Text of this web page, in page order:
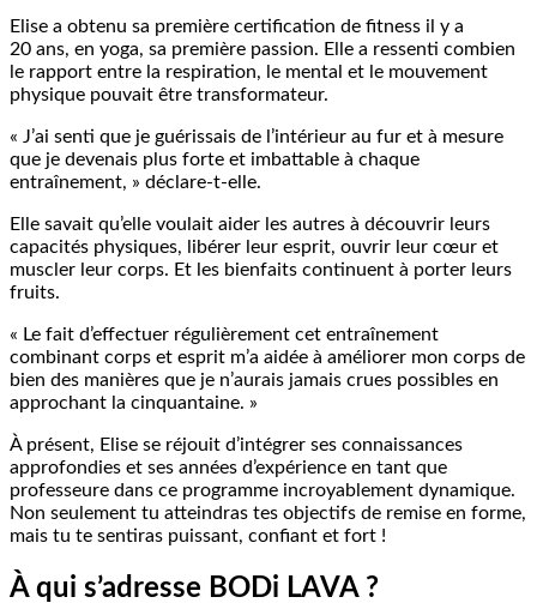
Elise a obtenu sa première certification de fitness il y a
20 ans, en yoga, sa première passion. Elle a ressenti combien
le rapport entre la respiration, le mental et le mouvement
physique pouvait être transformateur.
« J’ai senti que je guérissais de l’intérieur au fur et à mesure
que je devenais plus forte et imbattable à chaque
entraînement, » déclare-t-elle.
Elle savait qu’elle voulait aider les autres à découvrir leurs
capacités physiques, libérer leur esprit, ouvrir leur cœur et
muscler leur corps. Et les bienfaits continuent à porter leurs
fruits.
« Le fait d’effectuer régulièrement cet entraînement
combinant corps et esprit m’a aidée à améliorer mon corps de
bien des manières que je n’aurais jamais crues possibles en
approchant la cinquantaine. »
À présent, Elise se réjouit d’intégrer ses connaissances
approfondies et ses années d’expérience en tant que
professeure dans ce programme incroyablement dynamique.
Non seulement tu atteindras tes objectifs de remise en forme,
mais tu te sentiras puissant, confiant et fort !
À qui s’adresse BODi LAVA ?